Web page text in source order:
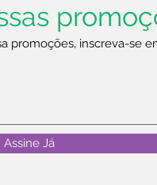
promoções, inscreva-se
Assine Já